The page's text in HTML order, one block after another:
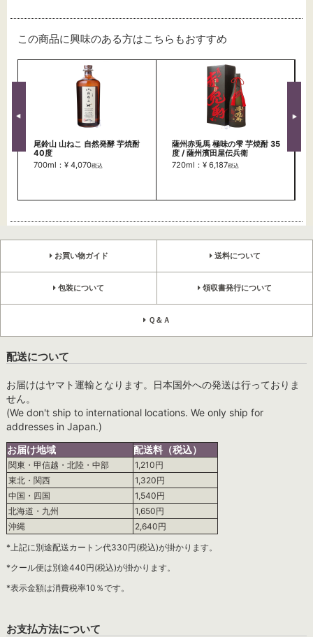
この商品に興味のある方はこちらもおすすめ
尾鈴山 山ねこ 自然発酵 芋焼酎
40度
700ml：¥ 4,070税込
薩州赤兎馬 極味の雫 芋焼酎 35
度 / 薩州濱田屋伝兵衛
720ml：¥ 6,187税込
お買い物ガイド 送料について
包装について 領収書発行について
Ｑ＆Ａ
配送について
お届けはヤマト運輸となります。日本国外への発送は行っておりま
せん。
(We don't ship to international locations. We only ship for
addresses in Japan.)
お届け地域
配送料（税込）
関東・甲信越・北陸・中部
1,210円
東北・関西
1,320円
中国・四国
1,540円
北海道・九州
1,650円
沖縄
2,640円
*上記に別途配送カートン代330円(税込)が掛かります。
*クール便は別途440円(税込)が掛かります。
*表示金額は消費税率10％です。
お支払方法について